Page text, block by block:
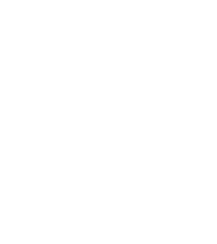
して成長させる
開発する
ター